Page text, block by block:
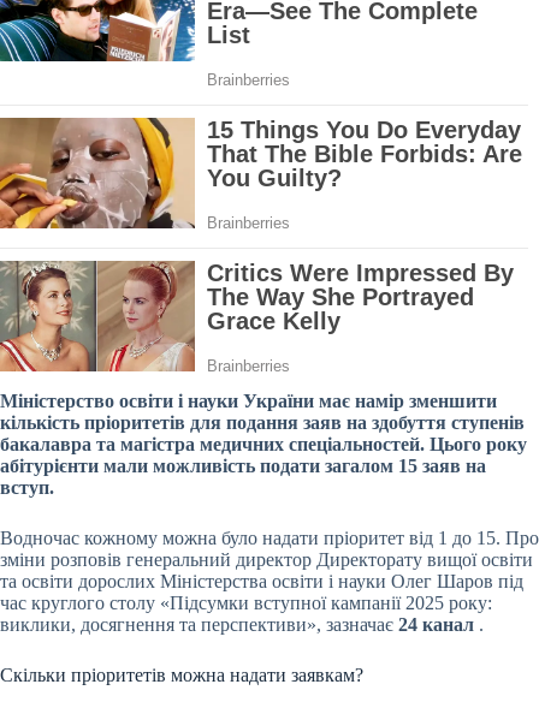
Міністерство освіти і науки України має намір зменшити
кількість пріоритетів для подання заяв на здобуття ступенів
бакалавра та магістра медичних спеціальностей. Цього року
абітурієнти мали можливість подати загалом 15 заяв на
вступ.
Водночас кожному можна було надати пріоритет від 1 до 15. Про
зміни розповів генеральний директор Директорату вищої освіти
та освіти дорослих Міністерства освіти і науки Олег Шаров під
час круглого столу «Підсумки вступної кампанії 2025 року:
виклики, досягнення та перспективи», зазначає 24 канал .
Скільки пріоритетів можна надати заявкам?